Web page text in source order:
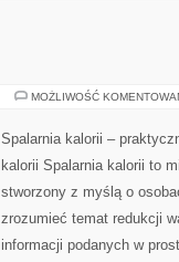
MOŻLIWOŚĆ
Spalarnia kalorii –
kalorii Spalarnia kalorii to
stworzony z myślą o
zrozumieć temat redukcji
informacji podanych w